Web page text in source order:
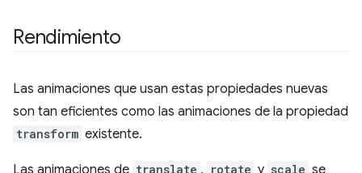
Rendimiento
Las animaciones que usan estas propiedades nuevas
son tan eficientes como las animaciones de la propiedad
transform existente.
Las animaciones de translate , rotate y scale se